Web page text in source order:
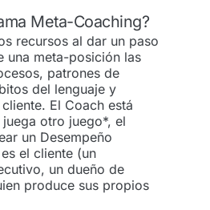
Meta-Coaching?
recursos al dar un paso
una meta-posición las
patrones de
del lenguaje y
El Coach está
juega otro juego*, el
un Desempeño
el cliente (un
un dueño de
produce sus propios